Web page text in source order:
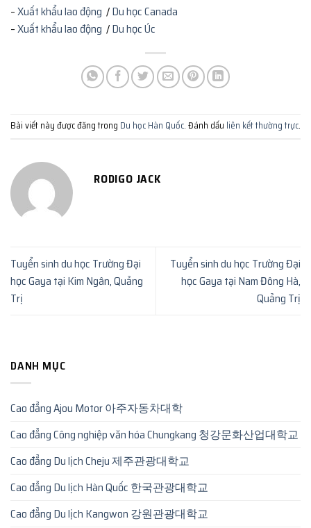
–Xuất khẩu lao động /Du học Canada
–Xuất khẩu lao động /Du học Úc
Bài viết này được đăng trong Du học Hàn Quốc. Đánh dấu liên kết thường trực.
RODIGO JACK
Tuyển sinh du học Trường Đại
học Gaya tại Kim Ngân, Quảng
Trị
Tuyển sinh du học Trường Đại
học Gaya tại Nam Đông Hà,
Quảng Trị
DANH MỤC
Cao đẳng Ajou Motor 아주자동차대학
Cao đẳng Công nghiệp văn hóa Chungkang 청강문화산업대학교
Cao đẳng Du lịch Cheju 제주관광대학교
Cao đẳng Du lịch Hàn Quốc 한국관광대학교
Cao đẳng Du lịch Kangwon 강원관광대학교